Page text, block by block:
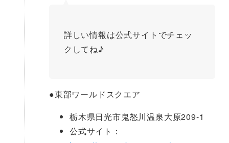
詳しい情報は公式サイトでチェッ
クしてね♪
●東部ワールドスクエア
栃木県日光市鬼怒川温泉大原209-1
公式サイト：